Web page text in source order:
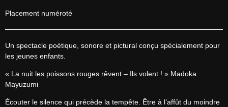
Placement numéroté
Un spectacle poétique, sonore et pictural conçu spécialement pour
les jeunes enfants.
« La nuit les poissons rouges rêvent – Ils volent ! » Madoka
Mayuzumi
Écouter le silence qui précède la tempête. Être à l’affût du moindre